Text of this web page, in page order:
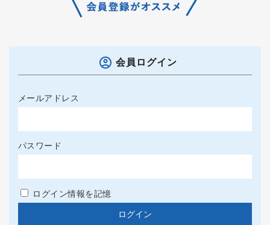
会員ログイン
メールアドレス
パスワード
ログイン情報を記憶